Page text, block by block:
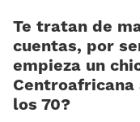
Te tratan de
cuentas, por
empieza un
Centroafricana
los 70?